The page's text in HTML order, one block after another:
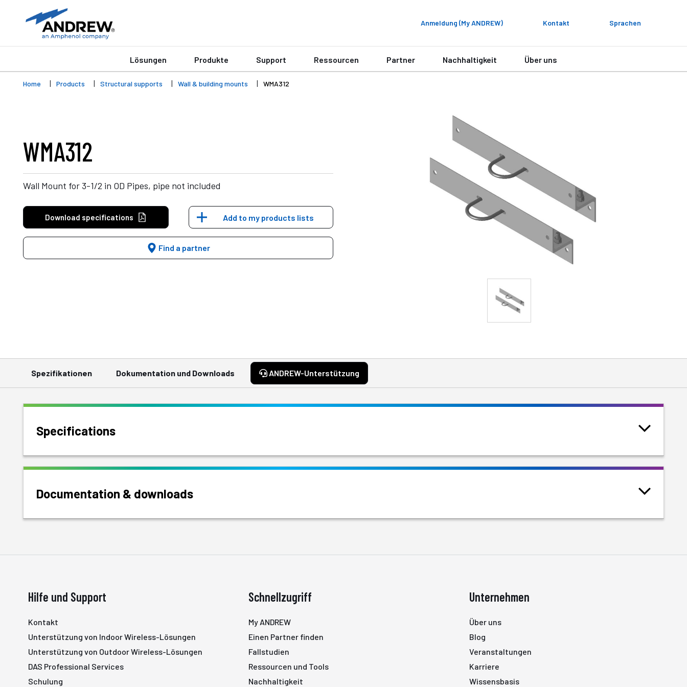
Anmeldung (My ANDREW) Kontakt Sprachen
Lösungen Produkte Support Ressourcen Partner Nachhaltigkeit Über uns
Home Products Structural supports Wall & building mounts WMA312
WMA312
Wall Mount for 3-1/2 in OD Pipes, pipe not included
Download specifications Add to my products lists
Find a partner
Spezifikationen Dokumentation und Downloads ANDREW-Unterstützung
Specifications
Documentation & downloads
Hilfe und Support
Kontakt
Unterstützung von Indoor Wireless-Lösungen
Unterstützung von Outdoor Wireless-Lösungen
DAS Professional Services
Schulung
Schnellzugriff
My ANDREW
Einen Partner finden
Fallstudien
Ressourcen und Tools
Nachhaltigkeit
Unternehmen
Über uns
Blog
Veranstaltungen
Karriere
Wissensbasis